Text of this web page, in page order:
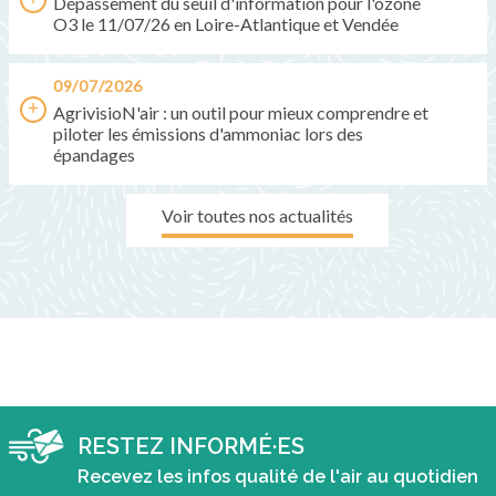
O3 le 11/07/26 en Loire-Atlantique et Vendée
09/07/2026
AgrivisioN'air : un outil pour mieux comprendre et
piloter les émissions d'ammoniac lors des
épandages
Voir toutes nos actualités
RESTEZ INFORMÉ·ES
Recevez les infos qualité de l'air au quotidien